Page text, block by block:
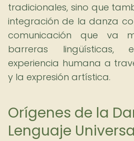
tradicionales, sino que
integración de la danza
comunicación que va
barreras lingüísticas,
experiencia humana a
y la expresión artística.
Orígenes de la
Lenguaje